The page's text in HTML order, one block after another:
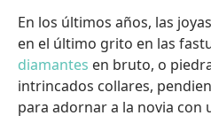
En los últimos años, las
en el último grito en las
diamantes en bruto, o
intrincados collares,
para adornar a la novia con